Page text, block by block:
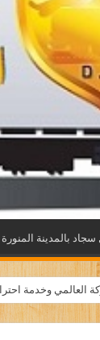
بالمدينة المنورة
العالمي وخدمة